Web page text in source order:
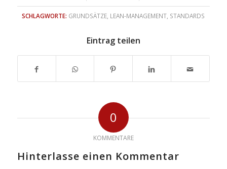
SCHLAGWORTE: GRUNDSÄTZE LEAN-MANAGEMENT STANDARDS
Eintrag teilen
0
KOMMENTARE
Hinterlasse einen Kommentar